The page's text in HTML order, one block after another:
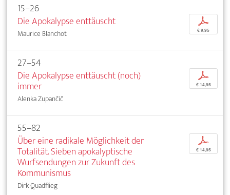
15–26
Die Apokalypse enttäuscht
Maurice Blanchot
p
€ 9,95
27–54
Die Apokalypse enttäuscht (noch)
immer
Alenka Zupančič
p
€ 14,95
55–82
Über eine radikale Möglichkeit der
Totalität. Sieben apokalyptische
Wurfsendungen zur Zukunft des
Kommunismus
Dirk Quadflieg
p
€ 14,95